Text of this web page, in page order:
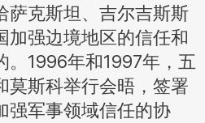
萨克斯坦、吉尔吉斯斯
加强边境地区的信任和
。1996年和1997年，五
莫斯科举行会晤，签署
强军事领域信任的协